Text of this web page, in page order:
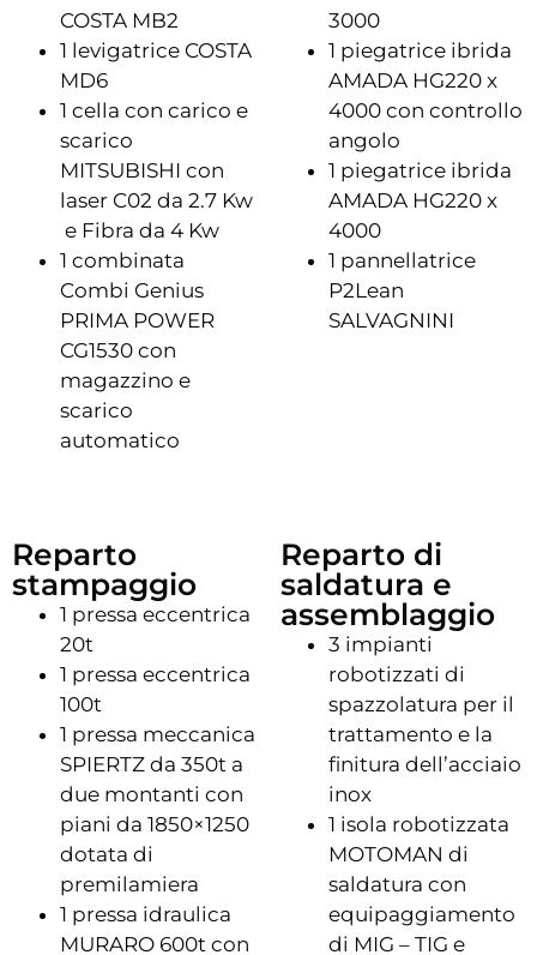
COSTA MB2
1 levigatrice COSTA
MD6
1 cella con carico e
scarico
MITSUBISHI con
laser C02 da 2.7 Kw
e Fibra da 4 Kw
1 combinata
Combi Genius
PRIMA POWER
CG1530 con
magazzino e
scarico
automatico
3000
1 piegatrice ibrida
AMADA HG220 x
4000 con controllo
angolo
1 piegatrice ibrida
AMADA HG220 x
4000
1 pannellatrice
P2Lean
SALVAGNINI
Reparto
stampaggio
1 pressa eccentrica
20t
1 pressa eccentrica
100t
1 pressa meccanica
SPIERTZ da 350t a
due montanti con
piani da 1850×1250
dotata di
premilamiera
1 pressa idraulica
MURARO 600t con
Reparto di
saldatura e
assemblaggio
3 impianti
robotizzati di
spazzolatura per il
trattamento e la
finitura dell’acciaio
inox
1 isola robotizzata
MOTOMAN di
saldatura con
equipaggiamento
di MIG – TIG e